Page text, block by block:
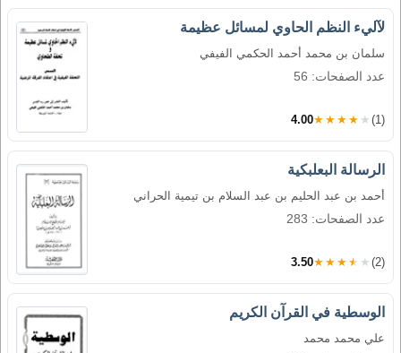
لآليء النظم الحاوي لمسائل عظيمة
سلمان بن محمد أحمد الحكمي الفيفي
عدد الصفحات: 56
4.00★★★★★ (1)
الرسالة البعلبكية
أحمد بن عبد الحليم بن عبد السلام بن تيمية الحراني
عدد الصفحات: 283
3.50★★★★★ (2)
الوسطية في القرآن الكريم
علي محمد محمد